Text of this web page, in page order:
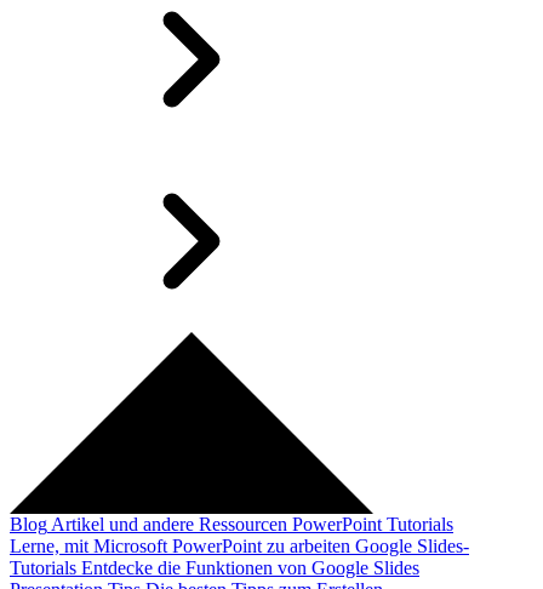
Blog Artikel und andere Ressourcen PowerPoint Tutorials
Lerne, mit Microsoft PowerPoint zu arbeiten Google Slides-
Tutorials Entdecke die Funktionen von Google Slides